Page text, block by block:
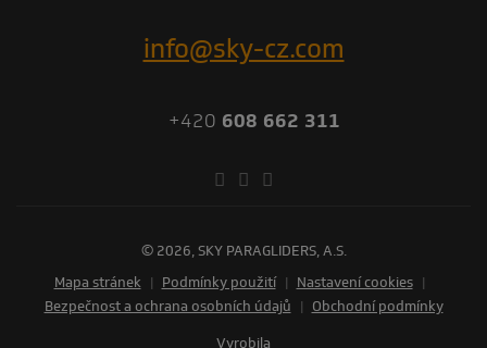
info@sky-cz.com
+420 608 662 311
© 2026, SKY PARAGLIDERS, A.S.
Mapa stránek | Podmínky použití | Nastavení cookies |
Bezpečnost a ochrana osobních údajů | Obchodní podmínky
vyrobila